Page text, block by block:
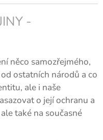
-
něco samozřejmého,
ostatních národů a co
ale i naše
o její ochranu a
také na současné